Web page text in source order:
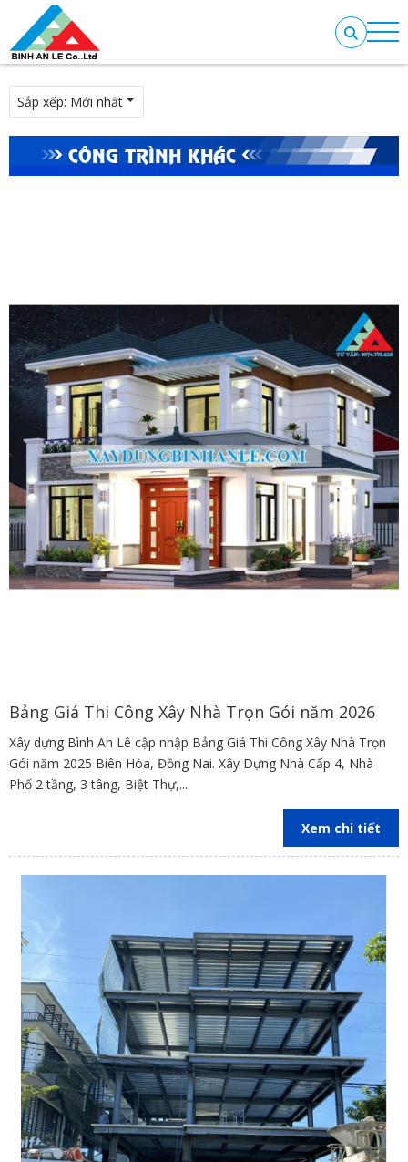
Sắp xếp: Mới nhất
CÔNG TRÌNH KHÁC
Bảng Giá Thi Công Xây Nhà Trọn Gói năm 2026
Xây dựng Bình An Lê cập nhập Bảng Giá Thi Công Xây Nhà Trọn
Gói năm 2025 Biên Hòa, Đồng Nai. Xây Dựng Nhà Cấp 4, Nhà
Phố 2 tầng, 3 tâng, Biệt Thự,....
Xem chi tiết